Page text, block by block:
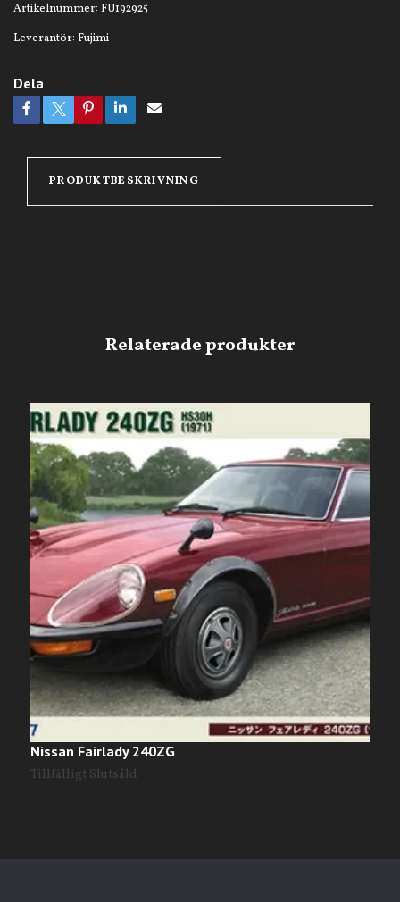
Artikelnummer: FU192925
Leverantör: Fujimi
Dela
PRODUKTBESKRIVNING
Nissan Fairlady 240ZG
Tillfälligt Slutsåld